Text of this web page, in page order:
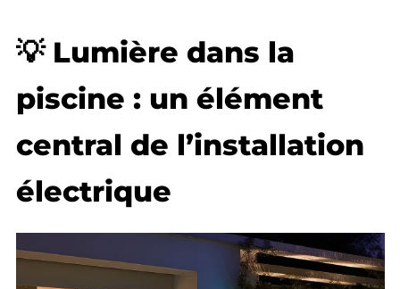
💡 Lumière dans la
piscine : un élément
central de l’installation
électrique